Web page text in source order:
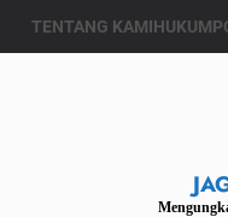
TENTANG KAMIHUKUM